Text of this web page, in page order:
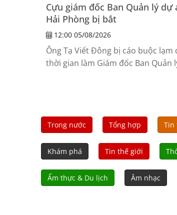
Cựu giám đốc Ban Quản lý
Hải Phòng bị bắt
12:00 05/08/2026
Ông Tạ Viết Đông bị cáo buộc
thời gian làm Giám đốc Ban Quản
Trong nước Tổng hợp Tin
Khám phá Tin thế giới
Ẩm thực & Du lịch Âm nhạc